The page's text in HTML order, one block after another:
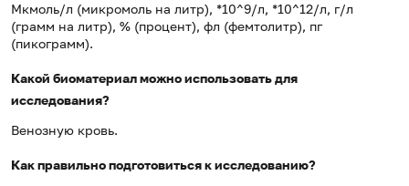
Мкмоль/л (микромоль на литр), *10^9/л, *10^12/л, г/л
(грамм на литр), % (процент), фл (фемтолитр), пг
(пикограмм).
Какой биоматериал можно использовать для
исследования?
Венозную кровь.
Как правильно подготовиться к исследованию?